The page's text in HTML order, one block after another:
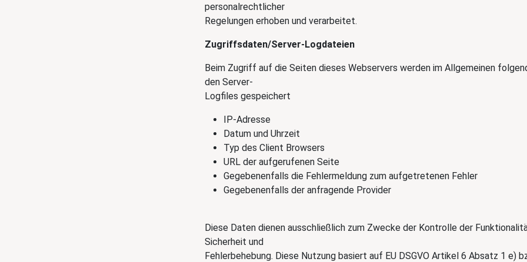
personalrechtlicher
Regelungen erhoben und verarbeitet.
Zugriffsdaten/Server-Logdateien
Beim Zugriff auf die Seiten dieses Webservers werden im Allgemeinen
den Server-
Logfiles gespeichert
IP-Adresse
Datum und Uhrzeit
Typ des Client Browsers
URL der aufgerufenen Seite
Gegebenenfalls die Fehlermeldung zum aufgetretenen Fehler
Gegebenenfalls der anfragende Provider
Diese Daten dienen ausschließlich zum Zwecke der Kontrolle der
Sicherheit und
Fehlerbehebung. Diese Nutzung basiert auf EU DSGVO Artikel 6 Absatz 1 e)